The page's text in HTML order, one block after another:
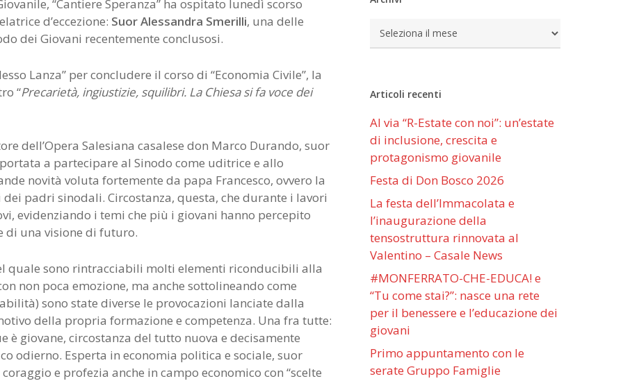
“Cantiere Speranza” ha ospitato lunedì scorso
d’eccezione: Suor Alessandra Smerilli, una delle
dei Giovani recentemente conclusosi.
Lanza” per concludere il corso di “Economia Civile”, la
“Precarietà, ingiustizie, squilibri. La Chiesa si fa voce dei
dell’Opera Salesiana casalese don Marco Durando, suor
a partecipare al Sinodo come uditrice e allo
novità voluta fortemente da papa Francesco, ovvero la
padri sinodali. Circostanza, questa, che durante i lavori
evidenziando i temi che più i giovani hanno percepito
di una visione di futuro.
quale sono rintracciabili molti elementi riconducibili alla
non poca emozione, ma anche sottolineando come
sono state diverse le provocazioni lanciate dalla
della propria formazione e competenza. Una fra tutte:
giovane, circostanza del tutto nuova e decisamente
odierno. Esperta in economia politica e sociale, suor
e profezia anche in campo economico con “scelte
Archivi
Articoli recenti
Al via “R-Estate con noi”: un’estate
di inclusione, crescita e
protagonismo giovanile
Festa di Don Bosco 2026
La festa dell’Immacolata e
l’inaugurazione della
tensostruttura rinnovata al
Valentino – Casale News
#MONFERRATO-CHE-EDUCA! e
“Tu come stai?”: nasce una rete
per il benessere e l’educazione dei
giovani
Primo appuntamento con le
serate Gruppo Famiglie